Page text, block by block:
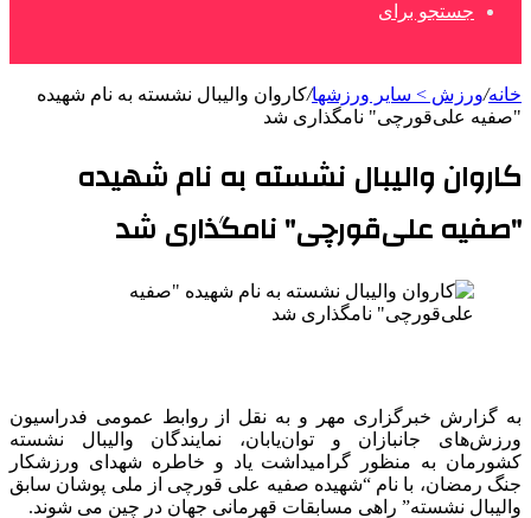
جستجو برای
خانه/ورزش > سایر ورزشها/کاروان والیبال نشسته به نام شهیده
"صفیه علی‌قورچی" نامگذاری شد
کاروان والیبال نشسته به نام شهیده
"صفیه علی‌قورچی" نامگذاری شد
به گزارش خبرگزاری مهر و به نقل از روابط عمومی فدراسیون
ورزش‌های جانبازان و توان‌یابان، نمایندگان والیبال نشسته
کشورمان به منظور گرامیداشت یاد و خاطره شهدای ورزشکار
جنگ رمضان، با نام “شهیده صفیه علی قورچی از ملی پوشان سابق
والیبال نشسته” راهی مسابقات قهرمانی جهان در چین می شوند.